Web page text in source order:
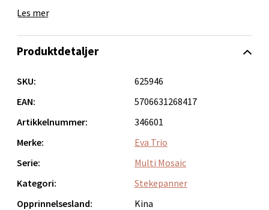
minimalt med fett. Resultatet er sunnere matlaging og
Trelagskonstruksjonen sikrer optimal varmefordeling
det er til frokostens speilegg eller middagens
brukes i ovn opptil 400 °C og fungerer med alle typer
Les mer
Produktdetaljer
SKU:
625946
EAN:
5706631268417
Artikkelnummer:
346601
Merke:
Eva Trio
Serie:
Multi Mosaic
Kategori:
Stekepanner
Opprinnelsesland:
Kina
Leirvik - Stord
Torgbakken 2, 5401 Stord
Åpent i dag 10-17
Oslo - Thon Senter Storo
Vitaminveien 7 - 9, 0485 Oslo
Åpent i dag 10-21